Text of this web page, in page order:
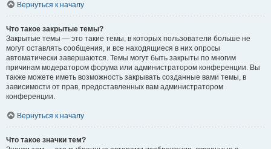
Вернуться к началу
Что такое закрытые темы?
Закрытые темы — это такие темы, в которых пользователи больше не
могут оставлять сообщения, и все находящиеся в них опросы
автоматически завершаются. Темы могут быть закрыты по многим
причинам модератором форума или администратором конференции. Вы
также можете иметь возможность закрывать созданные вами темы, в
зависимости от прав, предоставленных вам администратором
конференции.
Вернуться к началу
Что такое значки тем?